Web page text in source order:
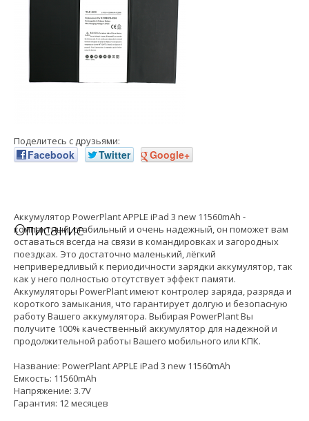
Поделитесь с друзьями:
Facebook Twitter Google+
Описание
Аккумулятор PowerPlant APPLE iPad 3 new 11560mAh -
компактный, стабильный и очень надежный, он поможет вам
оставаться всегда на связи в командировках и загородных
поездках. Это достаточно маленький, лёгкий
непривередливый к периодичности зарядки аккумулятор, так
как у него полностью отсутствует эффект памяти.
Аккумуляторы PowerPlant имеют контролер заряда, разряда и
короткого замыкания, что гарантирует долгую и безопасную
работу Вашего аккумулятора. Выбирая PowerPlant Вы
получите 100% качественный аккумулятор для надежной и
продолжительной работы Вашего мобильного или КПК.
Название: PowerPlant APPLE iPad 3 new 11560mAh
Емкость: 11560mAh
Напряжение: 3.7V
Гарантия: 12 месяцев